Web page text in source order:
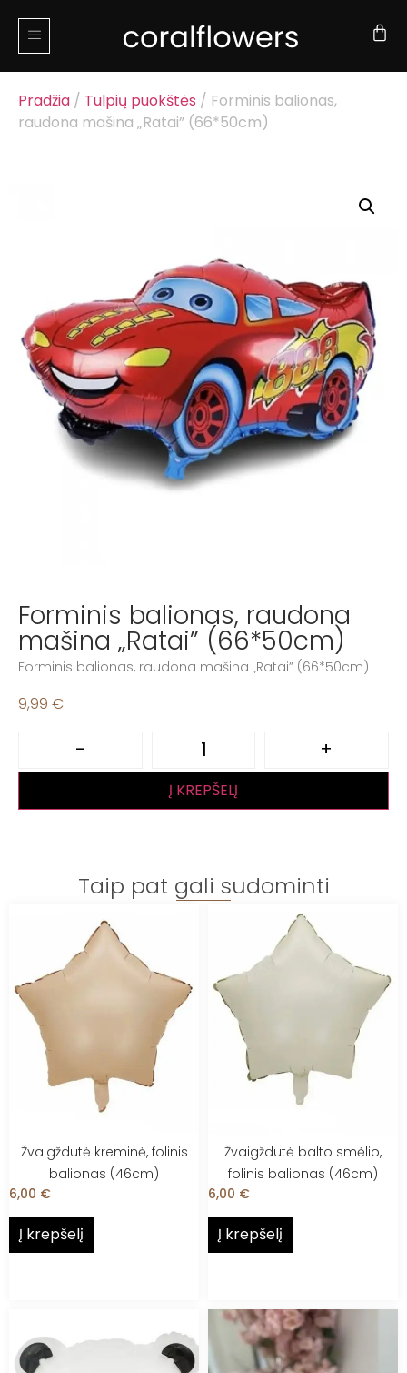
Pradžia / Tulpių puokštės / Forminis balionas,
raudona mašina „Ratai” (66*50cm)
Forminis balionas, raudona
mašina „Ratai” (66*50cm)
Forminis balionas, raudona mašina „Ratai” (66*50cm)
9,99 €
- +
Į KREPŠELĮ
Taip pat gali sudominti
Žvaigždutė kreminė, folinis
balionas (46cm)
6,00 €
Į krepšelį
Žvaigždutė balto smėlio,
folinis balionas (46cm)
6,00 €
Į krepšelį